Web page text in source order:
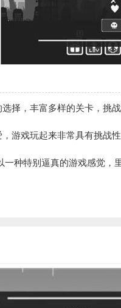
择，丰富多样的关卡，挑
游戏玩起来非常具有挑战
种特别逼真的游戏感觉，